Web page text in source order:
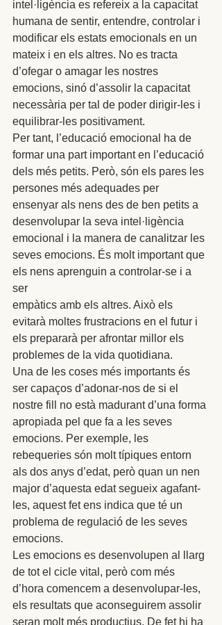
intel·ligència es refereix a la capacitat
humana de sentir, entendre, controlar i
modificar els estats emocionals en un
mateix i en els altres. No es tracta
d’ofegar o amagar les nostres
emocions, sinó d’assolir la capacitat
necessària per tal de poder dirigir-les i
equilibrar-les positivament.
Per tant, l’educació emocional ha de
formar una part important en l’educació
dels més petits. Però, són els pares les
persones més adequades per
ensenyar als nens des de ben petits a
desenvolupar la seva intel·ligència
emocional i la manera de canalitzar les
seves emocions. És molt important que
els nens aprenguin a controlar-se i a
ser
empàtics amb els altres. Això els
evitarà moltes frustracions en el futur i
els prepararà per afrontar millor els
problemes de la vida quotidiana.
Una de les coses més importants és
ser capaços d’adonar-nos de si el
nostre fill no està madurant d’una forma
apropiada pel que fa a les seves
emocions. Per exemple, les
rebequeries són molt típiques entorn
als dos anys d’edat, però quan un nen
major d’aquesta edat segueix agafant-
les, aquest fet ens indica que té un
problema de regulació de les seves
emocions.
Les emocions es desenvolupen al llarg
de tot el cicle vital, però com més
d’hora comencem a desenvolupar-les,
els resultats que aconseguirem assolir
seran molt més productius. De fet hi ha